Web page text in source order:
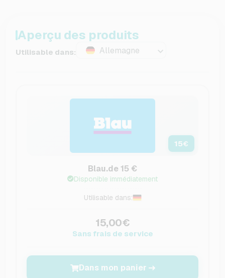
Aperçu des produits
Utilisable dans: Allemagne
15€
Blau.de 15 €
Disponible immédiatement
Utilisable dans:
15,00€
Sans frais de service
Dans mon panier